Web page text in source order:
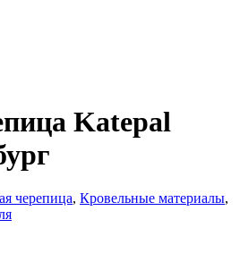
Katepal
черепица, Кровельные материалы,